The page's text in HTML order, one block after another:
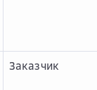
Заказчик